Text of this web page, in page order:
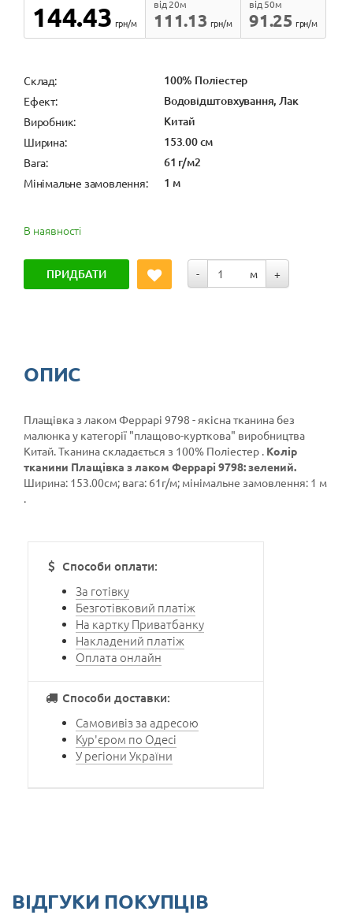
144.43 грн/м 111.13
від 20м
грн/м
91.25
від 50м
грн/м
Cклад: 100% Поліестер
Ефект: Водовідштовхування, Лак
Виробник: Китай
Ширина: 153.00 см
Вага: 61 г/м2
Мінімальне замовлення: 1 м
В наявності
ПРИДБАТИ - м +
ОПИС
Плащівка з лаком Феррарі 9798 - якісна тканина без
малюнка у категорії "плащово-курткова" виробництва
Китай. Тканина складається з 100% Поліестер . Колір
тканини Плащівка з лаком Феррарі 9798: зелений.
Ширина: 153.00см; вага: 61г/м; мінімальне замовлення: 1 м
.
Способи оплати:
За готівку
Безготівковий платіж
На картку Приватбанку
Накладений платіж
Оплата онлайн
Способи доставки:
Самовивіз за адресою
Кур'єром по Одесі
У регіони України
ВІДГУКИ ПОКУПЦІВ